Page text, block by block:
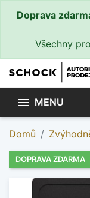
Doprava
Všechny
 MENU
Domů
DOPRAVA ZDARMA